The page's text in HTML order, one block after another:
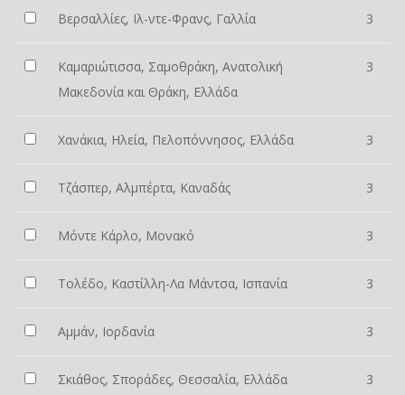
Βερσαλλίες, Ιλ-ντε-Φρανς, Γαλλία 3
Καμαριώτισσα, Σαμοθράκη, Ανατολική
Μακεδονία και Θράκη, Ελλάδα
3
Χανάκια, Ηλεία, Πελοπόννησος, Ελλάδα 3
Τζάσπερ, Αλμπέρτα, Καναδάς 3
Μόντε Κάρλο, Μονακό 3
Τολέδο, Καστίλλη-Λα Μάντσα, Ισπανία 3
Αμμάν, Ιορδανία 3
Σκιάθος, Σποράδες, Θεσσαλία, Ελλάδα 3